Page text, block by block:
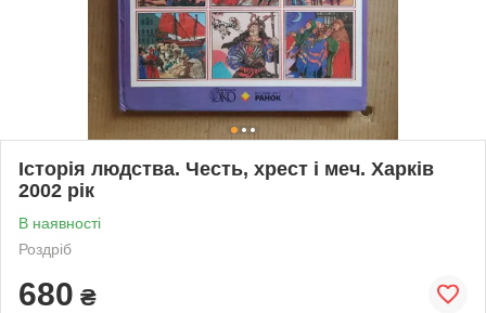
Історія людства. Честь, хрест і меч. Харків
2002 рік
В наявності
Роздріб
680 ₴